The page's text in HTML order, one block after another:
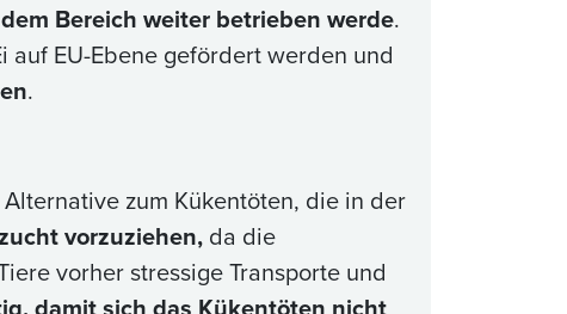
Bereich weiter betrieben werde.
EU-Ebene gefördert werden und
.
zum Kükentöten, die in der
vorzuziehen, da die
vorher stressige Transporte und